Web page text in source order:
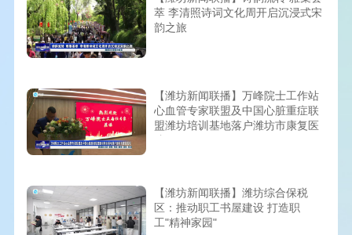
萃 李清照诗词文化周开启沉浸式宋
韵之旅
【潍坊新闻联播】万峰院士工作站
心血管专家联盟及中国心脏重症联
盟潍坊培训基地落户潍坊市康复医
院
【潍坊新闻联播】潍坊综合保税
区：推动职工书屋建设 打造职
工"精神家园"